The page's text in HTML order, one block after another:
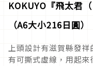
KOKUYO『飛太君
（A6大小216日圓）
上頭設計有滋賀縣發
有可撕式虛線，用起來